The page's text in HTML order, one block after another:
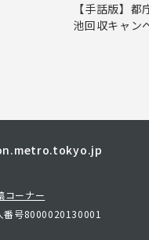
【手話版】
池回収キャン
コーナー
番号8000020130001